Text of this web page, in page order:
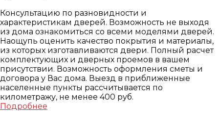
Консультацию по разновидности и
характеристикам дверей. Возможность не выходя
из дома ознакомиться со всеми моделями дверей.
Наощупь оценить качество покрытия и материалы,
из которых изготавливаются двери. Полный расчет
комплектующих и дверных проемов в вашем
присутствии. Возможность оформления сметы и
договора у Вас дома. Выезд в приближенные
населенные пункты рассчитывается по
километражу, не менее 400 руб.
Подробнее